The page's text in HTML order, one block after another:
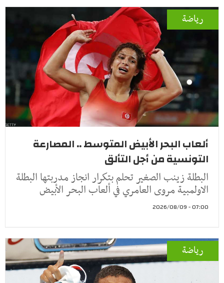
رياضة
ألعاب البحر الأبيض المتوسط .. المصارعة
التونسية من أجل التألق
البطلة زينب الصغير تحلم بتكرار انجاز مدربتها البطلة
الاولمبية مروى العامري في ألعاب البحر الأبيض
07:00 - 2026/08/09
رياضة